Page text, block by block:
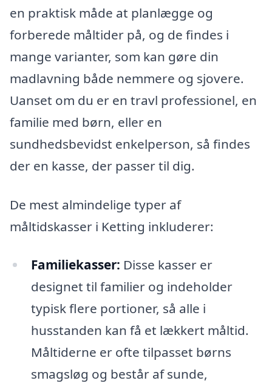
en praktisk måde at planlægge og
forberede måltider på, og de findes i
mange varianter, som kan gøre din
madlavning både nemmere og sjovere.
Uanset om du er en travl professionel, en
familie med børn, eller en
sundhedsbevidst enkelperson, så findes
der en kasse, der passer til dig.
De mest almindelige typer af
måltidskasser i Ketting inkluderer:
Familiekasser: Disse kasser er
designet til familier og indeholder
typisk flere portioner, så alle i
husstanden kan få et lækkert måltid.
Måltiderne er ofte tilpasset børns
smagsløg og består af sunde,